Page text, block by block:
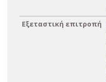
Εξεταστική επιτροπή